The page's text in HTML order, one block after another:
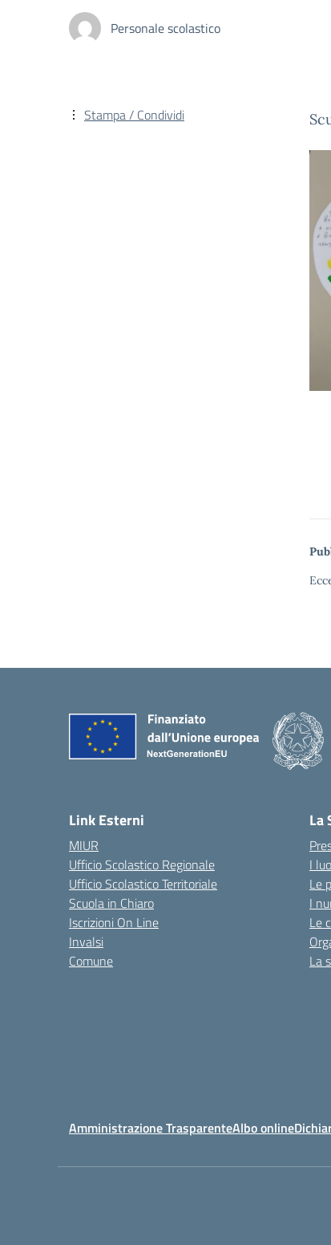
Personale scolastico
Stampa / Condividi
Link Esterni
MIUR
Ufficio Scolastico Regionale
Ufficio Scolastico Territoriale
Scuola in Chiaro
Iscrizioni On Line
Invalsi
Comune
La
I
Le
I
Le
La
Amministrazione TrasparenteAlbo online